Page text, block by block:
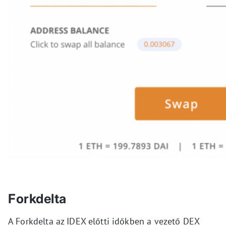
Forkdelta
A Forkdelta az IDEX előtti időkben a vezető DEX